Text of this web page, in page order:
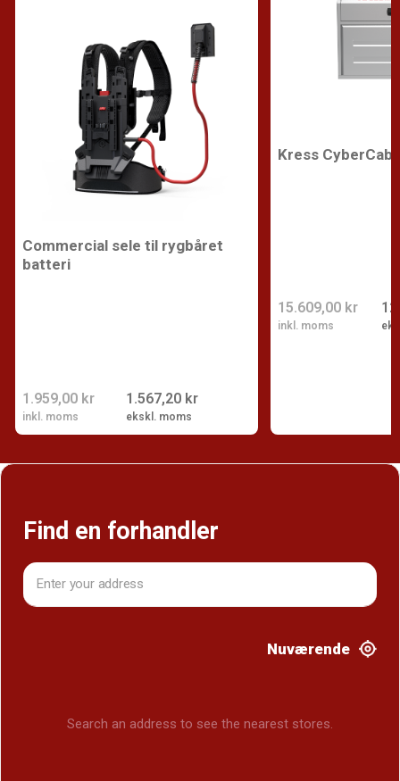
Commercial sele til rygbåret
batteri
1.567,20 kr
ekskl. moms
1.959,00 kr
inkl. moms
Kress
15.609,00 kr
inkl. moms
Find en forhandler
Nuværende
Search an address to see the nearest stores.